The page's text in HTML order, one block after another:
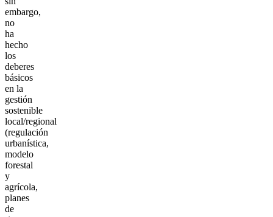
embargo,
no
ha
hecho
los
deberes
básicos
en la
gestión
sostenible
local/regional
(regulación
urbanística,
modelo
forestal
y
agrícola,
planes
de